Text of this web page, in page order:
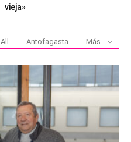
vieja»
All Antofagasta Más